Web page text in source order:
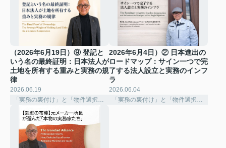
（2026年6月19日）⑨ 登記と
いう名の最終証明：日本法人が
土地を所有する重みと実務の規
律
2026.06.19
2026年6月4日）② 日本進出の
ロードマップ：サイン一つで完
了する法人設立と実務のインフ
ラ
2026.06.04